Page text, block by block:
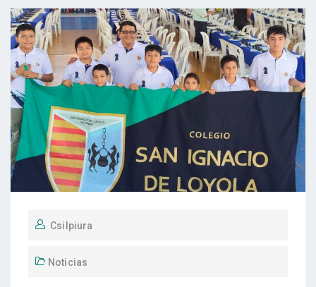
Csilpiura
Noticias